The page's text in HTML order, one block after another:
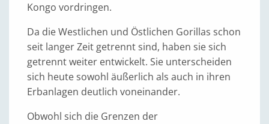
Kongo vordringen.
Da die Westlichen und Östlichen Gorillas schon
seit langer Zeit getrennt sind, haben sie sich
getrennt weiter entwickelt. Sie unterscheiden
sich heute sowohl äußerlich als auch in ihren
Erbanlagen deutlich voneinander.
Obwohl sich die Grenzen der